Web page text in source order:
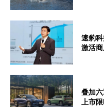
速豹
激活
叠加
上市